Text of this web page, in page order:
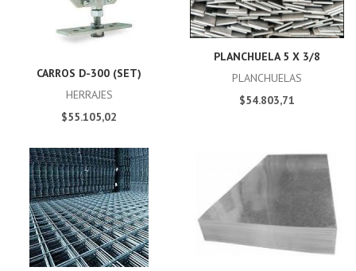
CARROS D-300 (SET)
HERRAJES
$55.105,02
PLANCHUELA 5 X 3/8
PLANCHUELAS
$54.803,71